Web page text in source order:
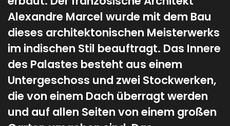
Alexandre Marcel wurde mit dem Bau
dieses architektonischen Meisterwerks
im indischen Stil beauftragt. Das Innere
des Palastes besteht aus einem
Untergeschoss und zwei Stockwerken,
die von einem Dach überragt werden
und auf allen Seiten von einem großen